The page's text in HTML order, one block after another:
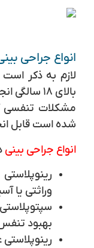
انواع جراحی
لازم به ذکر
بالای ۱۸
مشکلات تنفسی
شده است قابل
انواع جراحی بینی
وراثتی یا
سپتوپلاستی:
بهبود تنفس